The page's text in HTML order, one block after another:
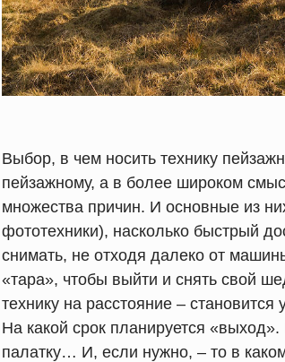
Выбор, в чем носить технику
пейзажному, а в более широком
множества причин. И основные из
фототехники), насколько быстрый
снимать, не отходя далеко от
«тара», чтобы выйти и снять свой
технику на расстояние –
На какой срок планируется
палатку… И, если нужно, – то в